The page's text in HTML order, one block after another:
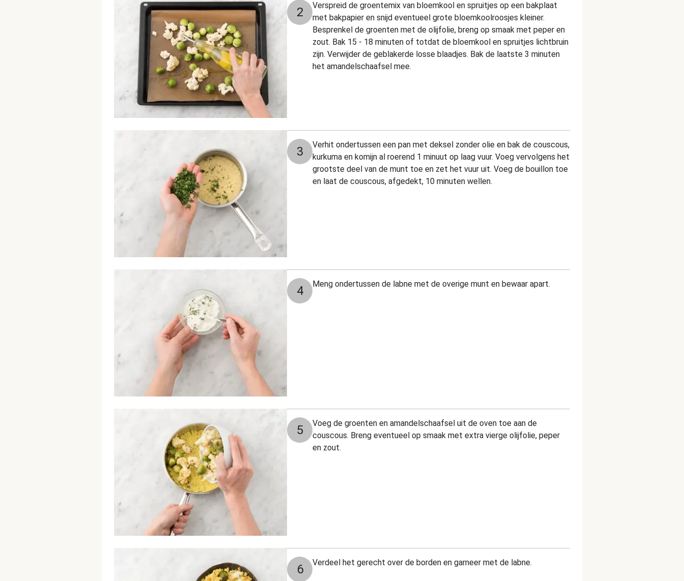
2
Verspreid de groentemix van bloemkool en spruitjes op een bakplaat
met bakpapier en snijd eventueel grote bloemkoolroosjes kleiner.
Besprenkel de groenten met de olijfolie, breng op smaak met peper en
zout. Bak 15 - 18 minuten of totdat de bloemkool en spruitjes lichtbruin
zijn. Verwijder de geblakerde losse blaadjes. Bak de laatste 3 minuten
het amandelschaafsel mee.
3
Verhit ondertussen een pan met deksel zonder olie en bak de couscous,
kurkuma en komijn al roerend 1 minuut op laag vuur. Voeg vervolgens het
grootste deel van de munt toe en zet het vuur uit. Voeg de bouillon toe
en laat de couscous, afgedekt, 10 minuten wellen.
4 Meng ondertussen de labne met de overige munt en bewaar apart.
5
Voeg de groenten en amandelschaafsel uit de oven toe aan de
couscous. Breng eventueel op smaak met extra vierge olijfolie, peper
en zout.
6 Verdeel het gerecht over de borden en garneer met de labne.